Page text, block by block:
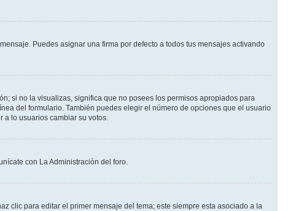
Puedes asignar una firma por defecto a todos tus mensajes activando
si no la visualizas, significa que no posees los permisos apropiados para
del formulario. También puedes elegir el número de opciones que el usuario
a lo usuarios cambiar su votos.
con La Administración del foro.
clic para editar el primer mensaje del tema; este siempre esta asociado a la